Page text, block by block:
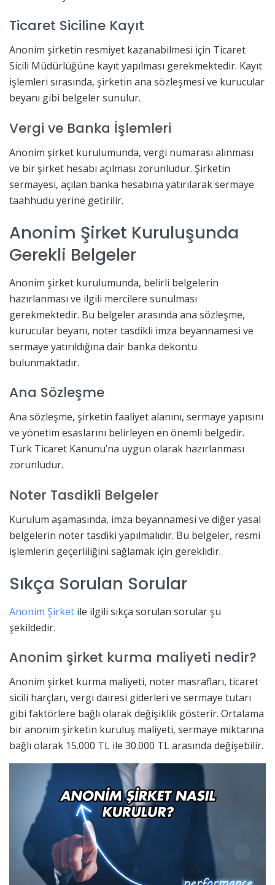
Ticaret Siciline Kayıt
Anonim şirketin resmiyet kazanabilmesi için Ticaret
Sicili Müdürlüğüne kayıt yapılması gerekmektedir. Kayıt
işlemleri sırasında, şirketin ana sözleşmesi ve kurucular
beyanı gibi belgeler sunulur.
Vergi ve Banka İşlemleri
Anonim şirket kurulumunda, vergi numarası alınması
ve bir şirket hesabı açılması zorunludur. Şirketin
sermayesi, açılan banka hesabına yatırılarak sermaye
taahhüdü yerine getirilir.
Anonim Şirket Kuruluşunda
Gerekli Belgeler
Anonim şirket kurulumunda, belirli belgelerin
hazırlanması ve ilgili mercilere sunulması
gerekmektedir. Bu belgeler arasında ana sözleşme,
kurucular beyanı, noter tasdikli imza beyannamesi ve
sermaye yatırıldığına dair banka dekontu
bulunmaktadır.
Ana Sözleşme
Ana sözleşme, şirketin faaliyet alanını, sermaye yapısını
ve yönetim esaslarını belirleyen en önemli belgedir.
Türk Ticaret Kanunu’na uygun olarak hazırlanması
zorunludur.
Noter Tasdikli Belgeler
Kurulum aşamasında, imza beyannamesi ve diğer yasal
belgelerin noter tasdiki yapılmalıdır. Bu belgeler, resmi
işlemlerin geçerliliğini sağlamak için gereklidir.
Sıkça Sorulan Sorular
Anonim Şirket ile ilgili sıkça sorulan sorular şu
şekildedir.
Anonim şirket kurma maliyeti nedir?
Anonim şirket kurma maliyeti, noter masrafları, ticaret
sicili harçları, vergi dairesi giderleri ve sermaye tutarı
gibi faktörlere bağlı olarak değişiklik gösterir. Ortalama
bir anonim şirketin kuruluş maliyeti, sermaye miktarına
bağlı olarak 15.000 TL ile 30.000 TL arasında değişebilir.